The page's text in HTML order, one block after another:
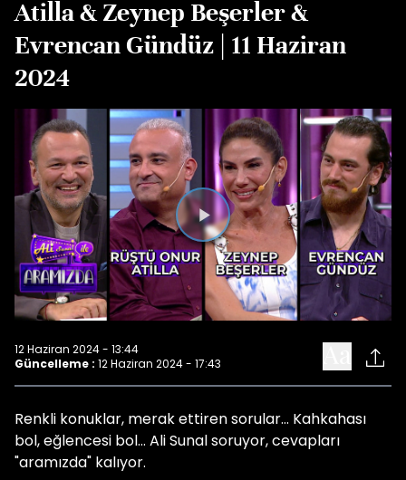
Atilla & Zeynep Beşerler &
Evrencan Gündüz | 11 Haziran
2024
Videoyu
Oynat
12 Haziran 2024 - 13:44
Güncelleme : 12 Haziran 2024 - 17:43
Renkli konuklar, merak ettiren sorular... Kahkahası
bol, eğlencesi bol... Ali Sunal soruyor, cevapları
"aramızda" kalıyor.